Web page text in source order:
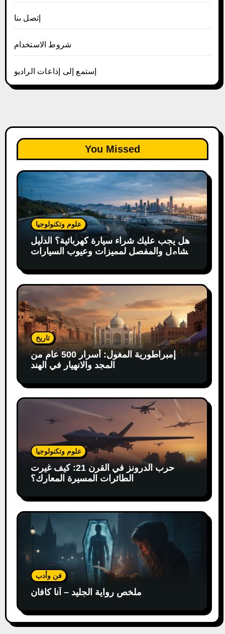
إتصل بنا
شروط الاستخدام
إستمع إلى إذاعات الراديو
You Missed
علوم وتكنولوجيا
هل يجب عليك شراء سيارة كهربائية؟ الدليل
الشامل والمفصل لمميزات وعيوب السيارات
تاريخ
إمبراطورية المغول: أسرار 500 عام من
المجد والانهيار في الهند
علوم وتكنولوجيا
حرب الدرونز في القرن 21: كيف غيرت
الطائرات المسيرة المعارك؟
فن وأدب
ملخص رواية الجليد – آنا كافان